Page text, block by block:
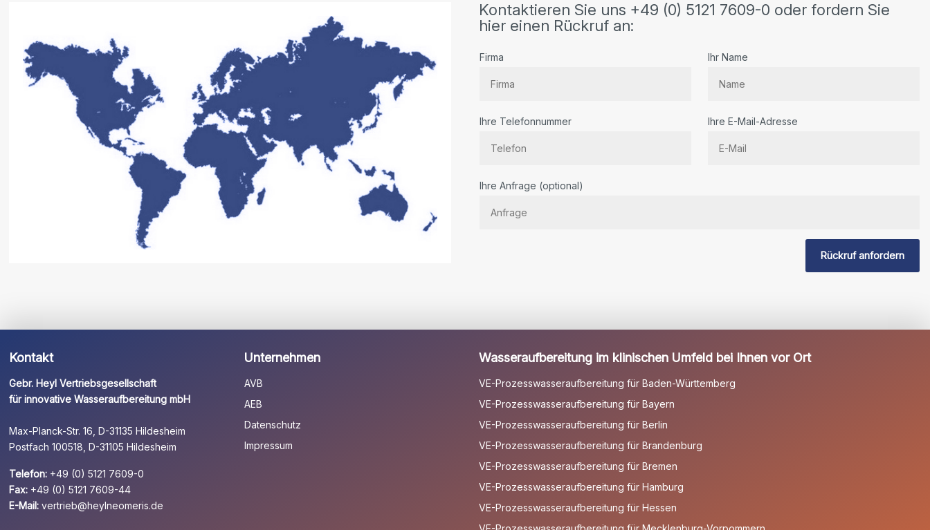
Kontaktieren Sie uns +49 (0) 5121 7609-0 oder fordern Sie
hier einen Rückruf an:
Firma Ihr Name
Ihre Telefonnummer Ihre E-Mail-Adresse
Sie
Ihre Anfrage (optional)
Rückruf anfordern
Kontakt
Gebr. Heyl Vertriebsgesellschaft
für innovative Wasseraufbereitung mbH
Max-Planck-Str. 16, D-31135 Hildesheim
Postfach 100518, D-31105 Hildesheim
Telefon: +49 (0) 5121 7609-0
Fax: +49 (0) 5121 7609-44
E-Mail: vertrieb@heylneomeris.de
Unternehmen
AVB
AEB
Datenschutz
Impressum
Wasseraufbereitung im klinischen Umfeld bei Ihnen vor Ort
VE-Prozesswasseraufbereitung für Baden-Württemberg
VE-Prozesswasseraufbereitung für Bayern
VE-Prozesswasseraufbereitung für Berlin
VE-Prozesswasseraufbereitung für Brandenburg
VE-Prozesswasseraufbereitung für Bremen
VE-Prozesswasseraufbereitung für Hamburg
VE-Prozesswasseraufbereitung für Hessen